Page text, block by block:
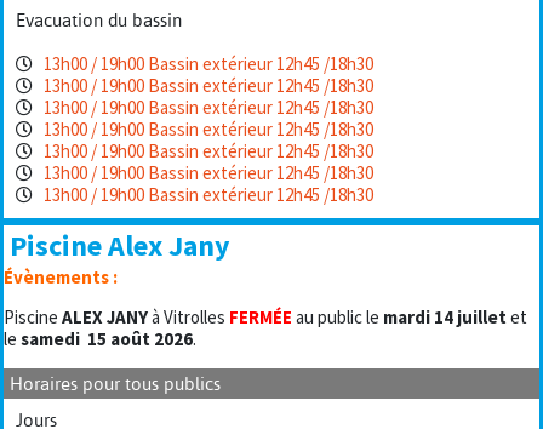
Evacuation du bassin
13h00 / 19h00 Bassin extérieur 12h45 /18h30
13h00 / 19h00 Bassin extérieur 12h45 /18h30
13h00 / 19h00 Bassin extérieur 12h45 /18h30
13h00 / 19h00 Bassin extérieur 12h45 /18h30
13h00 / 19h00 Bassin extérieur 12h45 /18h30
13h00 / 19h00 Bassin extérieur 12h45 /18h30
13h00 / 19h00 Bassin extérieur 12h45 /18h30
Piscine Alex Jany
Évènements :
Piscine ALEX JANYà Vitrolles FERMÉE au public le mardi 14 juilletet
le samedi 15 août 2026.
Horaires pour tous publics
Jours